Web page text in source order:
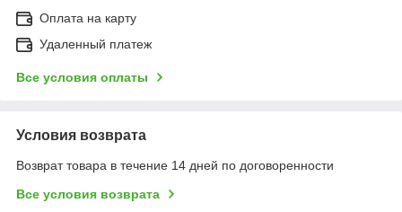
Оплата на карту
Удаленный платеж
Все условия оплаты
Условия возврата
Возврат товара в течение 14 дней по договоренности
Все условия возврата